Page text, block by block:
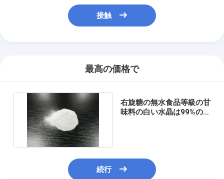
接触
最高の価格で
右旋糖の無水食品等級の甘
味料の白い水晶は99%の粉
続行